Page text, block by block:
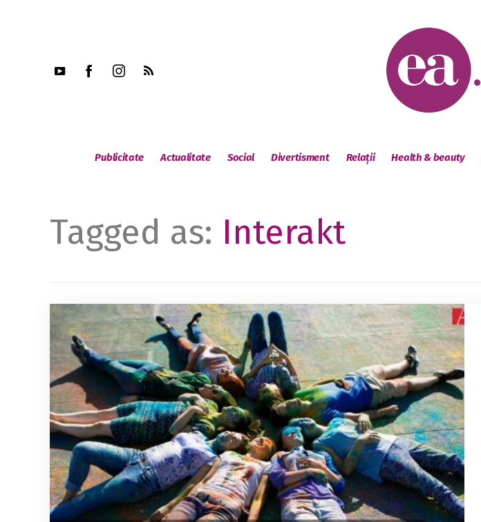
Publicitate Actualitate Social Divertisment Relații Health & beauty
Tagged as: Interakt